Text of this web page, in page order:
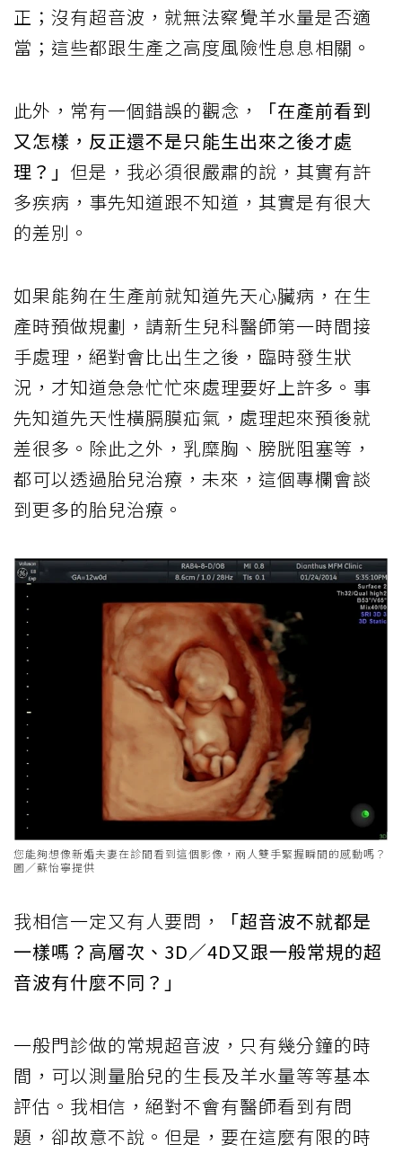
正；沒有超音波，就無法察覺羊水量是否適
當；這些都跟生產之高度風險性息息相關。
此外，常有一個錯誤的觀念，
「在產前看到
又怎樣，反正還不是只能生出來之後才處
理？」 但是，我必須很嚴肅的說，其實有許
多疾病，事先知道跟不知道，其實是有很大
的差別。
如果能夠在生產前就知道先天心臟病，在生
產時預做規劃，請新生兒科醫師第一時間接
手處理，絕對會比出生之後，臨時發生狀
況，才知道急急忙忙來處理要好上許多。事
先知道先天性橫膈膜疝氣，處理起來預後就
差很多。除此之外，乳糜胸、膀胱阻塞等，
都可以透過胎兒治療，未來，這個專欄會談
到更多的胎兒治療。
您能夠想像新婚夫妻在診間看到這個影像，兩人雙手緊握瞬間的感動嗎？
圖／蘇怡寧提供
我相信一定又有人要問，
「超音波不就都是
一樣嗎？高層次、3D／4D又跟一般常規的超
音波有什麼不同？」
一般門診做的常規超音波，只有幾分鐘的時
間，可以測量胎兒的生長及羊水量等等基本
評估。我相信，絕對不會有醫師看到有問
題，卻故意不說。但是，要在這麼有限的時